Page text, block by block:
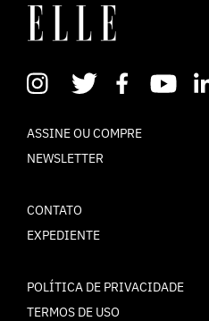
ASSINE OU COMPRE
NEWSLETTER
CONTATO
EXPEDIENTE
POLÍTICA DE PRIVACIDADE
TERMOS DE USO